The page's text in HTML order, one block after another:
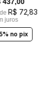
R$ 72,83
juros
no pix